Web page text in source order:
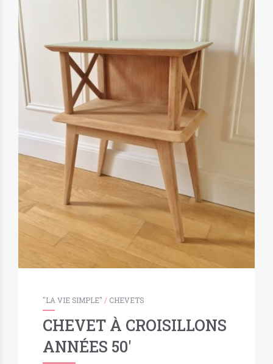
"LA VIE SIMPLE" / CHEVETS
CHEVET À CROISILLONS
ANNÉES 50′